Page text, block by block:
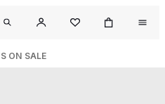
ON SALE